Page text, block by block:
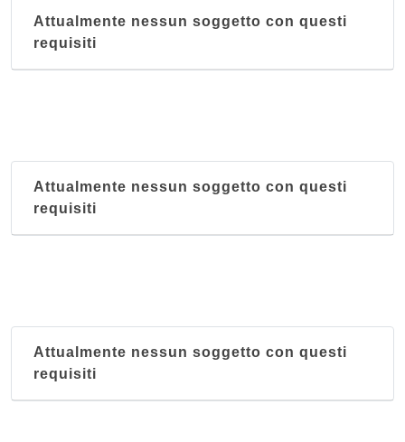
Attualmente nessun soggetto con questi
requisiti
Attualmente nessun soggetto con questi
requisiti
Attualmente nessun soggetto con questi
requisiti